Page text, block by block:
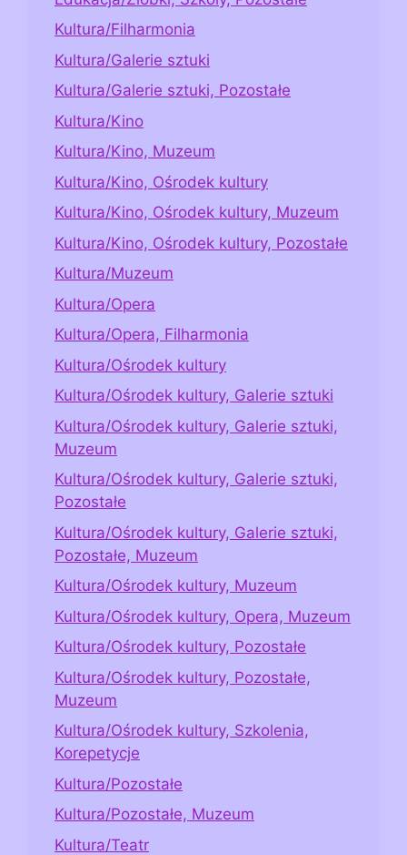
Kultura/Filharmonia
Kultura/Galerie sztuki
Kultura/Galerie sztuki, Pozostałe
Kultura/Kino
Kultura/Kino, Muzeum
Kultura/Kino, Ośrodek kultury
Kultura/Kino, Ośrodek kultury, Muzeum
Kultura/Kino, Ośrodek kultury, Pozostałe
Kultura/Muzeum
Kultura/Opera
Kultura/Opera, Filharmonia
Kultura/Ośrodek kultury
Kultura/Ośrodek kultury, Galerie sztuki
Kultura/Ośrodek kultury, Galerie sztuki,
Muzeum
Kultura/Ośrodek kultury, Galerie sztuki,
Pozostałe
Kultura/Ośrodek kultury, Galerie sztuki,
Pozostałe, Muzeum
Kultura/Ośrodek kultury, Muzeum
Kultura/Ośrodek kultury, Opera, Muzeum
Kultura/Ośrodek kultury, Pozostałe
Kultura/Ośrodek kultury, Pozostałe,
Muzeum
Kultura/Ośrodek kultury, Szkolenia,
Korepetycje
Kultura/Pozostałe
Kultura/Pozostałe, Muzeum
Kultura/Teatr